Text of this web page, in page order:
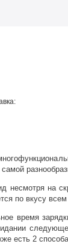
несмотря на
по вкусу
время
есть 2